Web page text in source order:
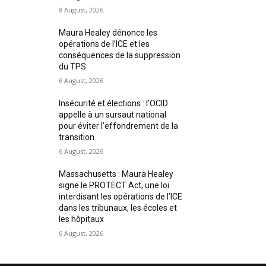
8 August, 2026
Maura Healey dénonce les
opérations de l’ICE et les
conséquences de la suppression
du TPS
6 August, 2026
Insécurité et élections : l’OCID
appelle à un sursaut national
pour éviter l’effondrement de la
transition
6 August, 2026
Massachusetts : Maura Healey
signe le PROTECT Act, une loi
interdisant les opérations de l’ICE
dans les tribunaux, les écoles et
les hôpitaux
6 August, 2026